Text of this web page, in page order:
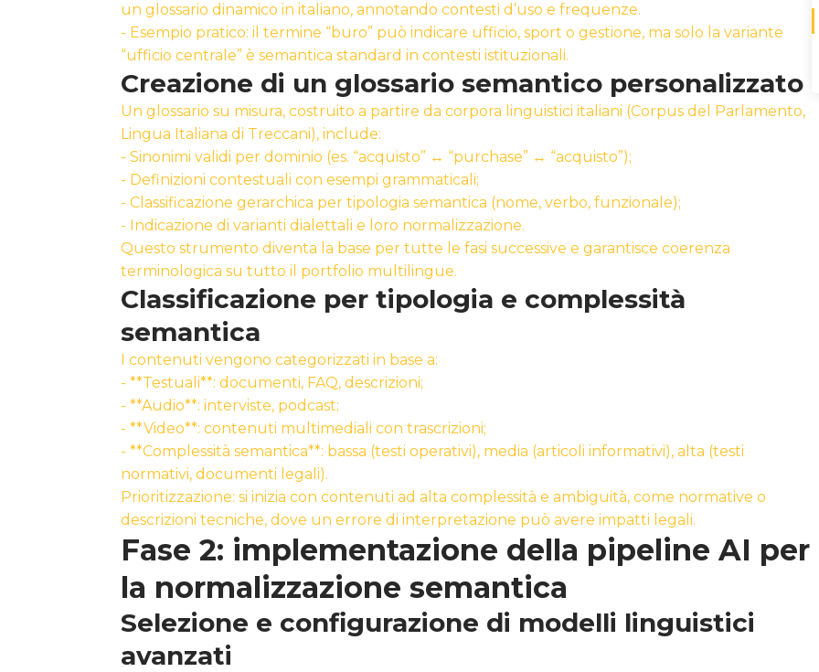
un glossario dinamico in italiano, annotando contesti d’uso e frequenze.
- Esempio pratico: il termine “buro” può indicare ufficio, sport o gestione, ma solo la variante
“ufficio centrale” è semantica standard in contesti istituzionali.
Creazione di un glossario semantico personalizzato
Un glossario su misura, costruito a partire da corpora linguistici italiani (Corpus del Parlamento,
Lingua Italiana di Treccani), include:
- Sinonimi validi per dominio (es. “acquisto” ↔ “purchase” ↔ “acquisto”);
- Definizioni contestuali con esempi grammaticali;
- Classificazione gerarchica per tipologia semantica (nome, verbo, funzionale);
- Indicazione di varianti dialettali e loro normalizzazione.
Questo strumento diventa la base per tutte le fasi successive e garantisce coerenza
terminologica su tutto il portfolio multilingue.
Classificazione per tipologia e complessità
semantica
I contenuti vengono categorizzati in base a:
- **Testuali**: documenti, FAQ, descrizioni;
- **Audio**: interviste, podcast;
- **Video**: contenuti multimediali con trascrizioni;
- **Complessità semantica**: bassa (testi operativi), media (articoli informativi), alta (testi
normativi, documenti legali).
Prioritizzazione: si inizia con contenuti ad alta complessità e ambiguità, come normative o
descrizioni tecniche, dove un errore di interpretazione può avere impatti legali.
Fase 2: implementazione della pipeline AI per
la normalizzazione semantica
Selezione e configurazione di modelli linguistici
avanzati